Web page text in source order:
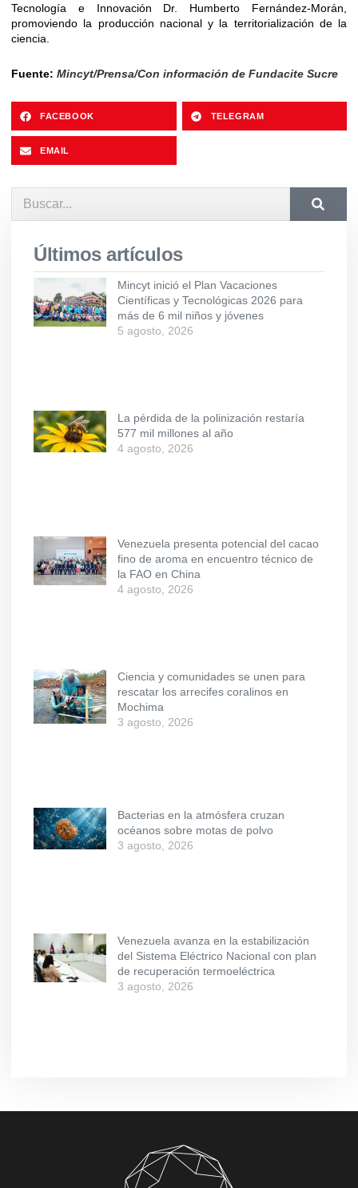
Tecnología e Innovación Dr. Humberto Fernández-Morán,
promoviendo la producción nacional y la territorialización de la
ciencia.
Fuente: Mincyt/Prensa/Con información de Fundacite Sucre
FACEBOOK TELEGRAM
EMAIL
Últimos artículos
Mincyt inició el Plan Vacaciones
Científicas y Tecnológicas 2026 para
más de 6 mil niños y jóvenes
5 agosto, 2026
La pérdida de la polinización restaría
577 mil millones al año
4 agosto, 2026
Venezuela presenta potencial del cacao
fino de aroma en encuentro técnico de
la FAO en China
4 agosto, 2026
Ciencia y comunidades se unen para
rescatar los arrecifes coralinos en
Mochima
3 agosto, 2026
Bacterias en la atmósfera cruzan
océanos sobre motas de polvo
3 agosto, 2026
Venezuela avanza en la estabilización
del Sistema Eléctrico Nacional con plan
de recuperación termoeléctrica
3 agosto, 2026